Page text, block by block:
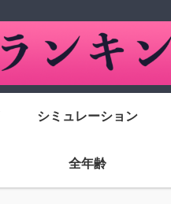
シミュレーション
全年齢